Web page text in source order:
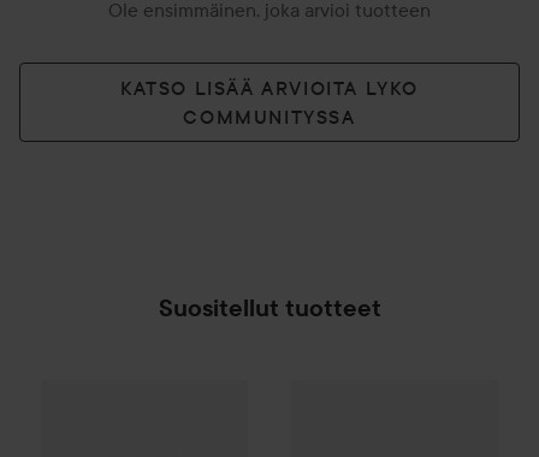
Ole ensimmäinen, joka arvioi tuotteen
KATSO LISÄÄ ARVIOITA LYKO
COMMUNITYSSA
Suositellut tuotteet